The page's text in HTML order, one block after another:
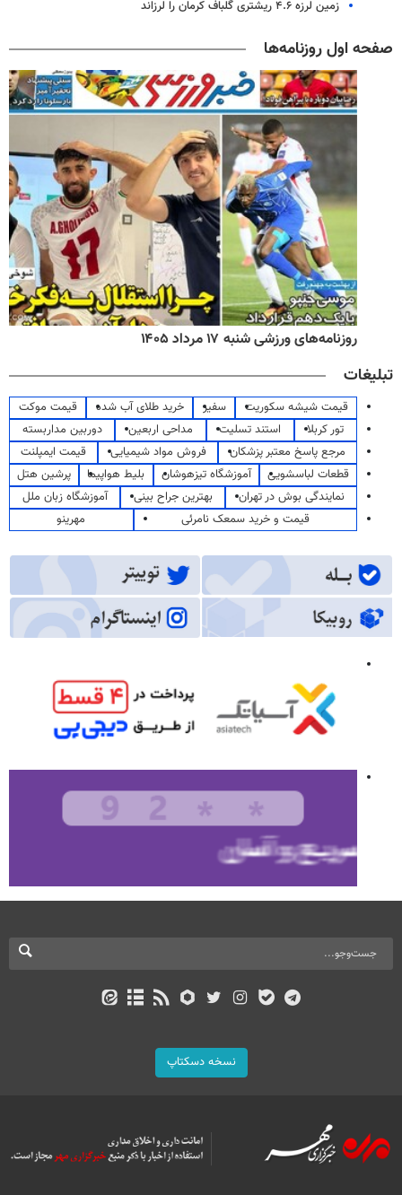
زمین لرزه ۴.۶ ریشتری گلباف کرمان را لرزاند
صفحه اول روزنامه‌ها
روزنامه‌های ورزشی شنبه ۱۷ مرداد ۱۴۰۵
تبلیغات
قیمت شیشه سکوریت سفیر خرید طلای آب شده
قیمت موکت
تور کربلا
استند تسلیت مداحی اربعین
دوربین مداربسته
مرجع پاسخ معتبر پزشکان
فروش مواد شیمیایی
قیمت ایمپلنت
قطعات لباسشویی
آموزشگاه تیزهوشان بلیط هواپیما
پرشین هتل
نمایندگی بوش در تهران
بهترین جراح بینی
آموزشگاه زبان ملل
قیمت و خرید سمعک نامرئی
مهرینو
نسخه دسکتاپ